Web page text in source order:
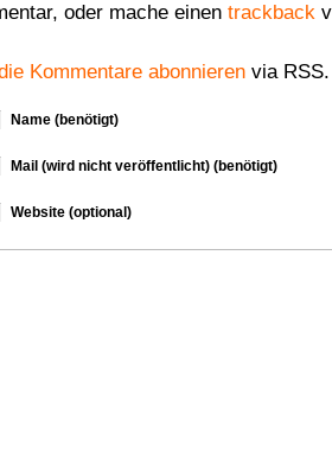
oder mache einen trackback
Kommentare abonnieren via RSS.
Name (benötigt)
Mail (wird nicht veröffentlicht) (benötigt)
Website (optional)